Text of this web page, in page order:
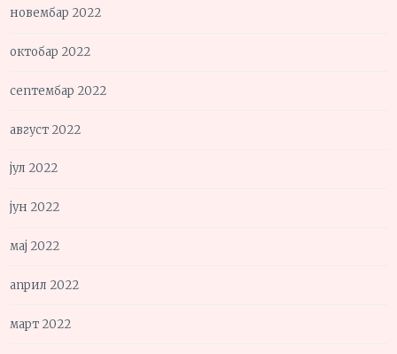
новембар 2022
октобар 2022
септембар 2022
август 2022
јул 2022
јун 2022
мај 2022
април 2022
март 2022